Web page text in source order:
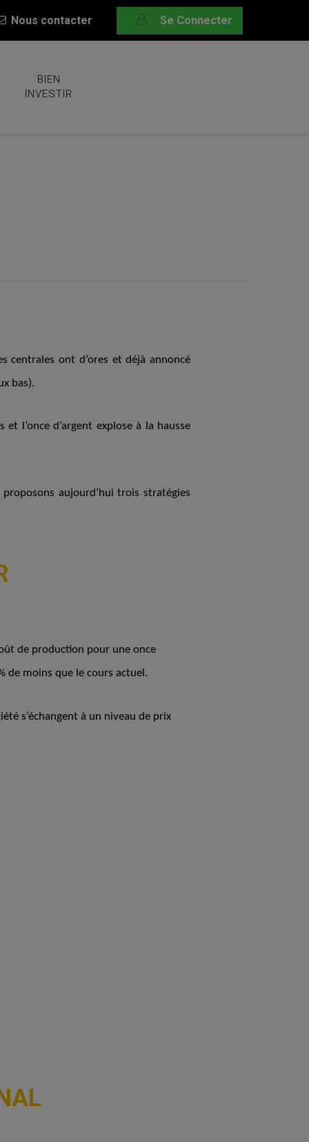
Nous contacter Se Connecter
BIEN
INVESTIR
centrales ont d’ores et déjà annoncé
bas).
l’once d’argent explose à la hausse
aujourd’hui trois stratégies
de production pour une once
de moins que le cours actuel.
s’échangent à un niveau de prix